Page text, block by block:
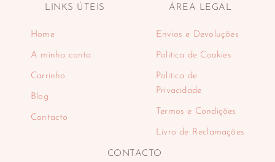
LINKS ÚTEIS
Home
A minha conta
Carrinho
Blog
Contacto
ÁREA LEGAL
Envios e Devoluções
Politica de Cookies
Politica de
Privacidade
Termos e Condições
Livro de Reclamações
CONTACTO